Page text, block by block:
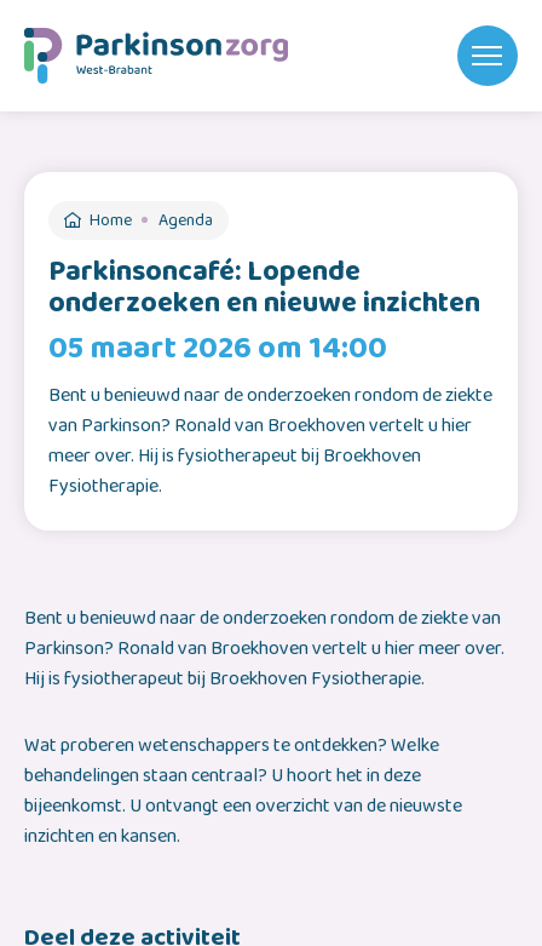
Home Agenda
Parkinsoncafé: Lopende
onderzoeken en nieuwe inzichten
05 maart 2026 om 14:00
Bent u benieuwd naar de onderzoeken rondom de ziekte
van Parkinson? Ronald van Broekhoven vertelt u hier
meer over. Hij is fysiotherapeut bij Broekhoven
Fysiotherapie.
Bent u benieuwd naar de onderzoeken rondom de ziekte van
Parkinson? Ronald van Broekhoven vertelt u hier meer over.
Hij is fysiotherapeut bij Broekhoven Fysiotherapie.
Wat proberen wetenschappers te ontdekken? Welke
behandelingen staan centraal? U hoort het in deze
bijeenkomst. U ontvangt een overzicht van de nieuwste
inzichten en kansen.
Deel deze activiteit